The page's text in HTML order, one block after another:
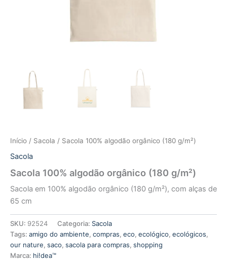
Início / Sacola / Sacola 100% algodão orgânico (180 g/m²)
Sacola
Sacola 100% algodão orgânico (180 g/m²)
Sacola em 100% algodão orgânico (180 g/m²), com alças de
65 cm
SKU: 92524 Categoria: Sacola
Tags: amigo do ambiente, compras, eco, ecológico, ecológicos,
our nature, saco, sacola para compras, shopping
Marca: hi!dea™